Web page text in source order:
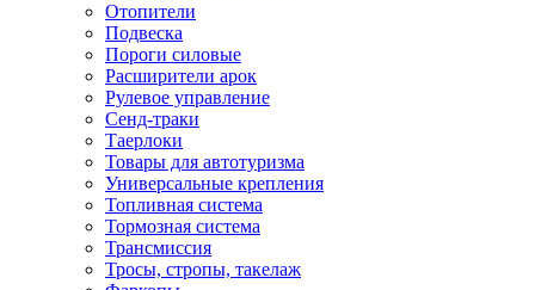
Отопители
Подвеска
Пороги силовые
Расширители арок
Рулевое управление
Сенд-траки
Таерлоки
Товары для автотуризма
Универсальные крепления
Топливная система
Тормозная система
Трансмиссия
Тросы, стропы, такелаж